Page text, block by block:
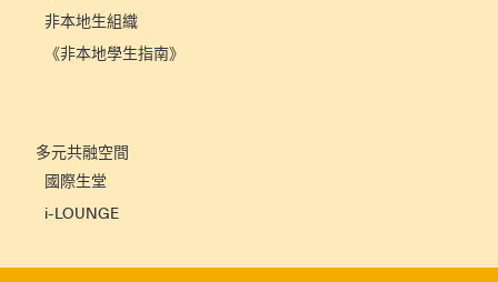
非本地生組織
《非本地學生指南》
多元共融空間
國際生堂
i-LOUNGE